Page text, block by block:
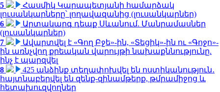
5
Հասմիկ Կարապետյանի համարձակ
լուսանկարները՝ լողավազանից (լուսանկարներ)
6
Արտակարգ դեպք Սևանում. Մանրամասներ
(լուսանկարներ)
7
Ավարտվել է «Գող Բջե»-ին, «Տեցիկ»-ին ու «Գոջո»-
ին առնչվող քրեական վարույթի նախաքննությունը.
ինչ է պարզվել
8
425 անձինք տեղափոխվել են ոստիկանություն․
հայտնաբերվել են զենք-զինամթերք, թմրամիջոց և
հետախուզվողներ